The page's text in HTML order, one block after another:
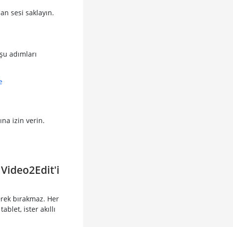
sesi saklayın.
adımları
izin verin.
bırakmaz. Her
ister akıllı